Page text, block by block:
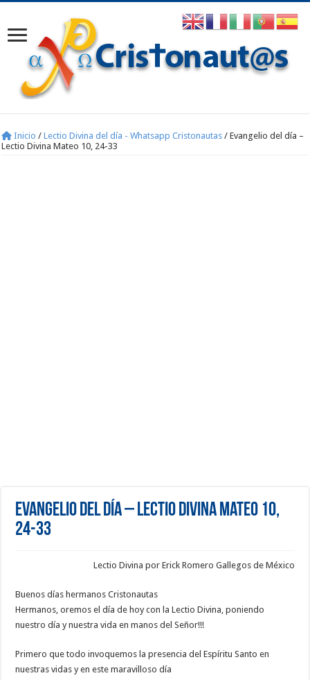
Inicio / Lectio Divina del día - Whatsapp Cristonautas / Evangelio del día –
Lectio Divina Mateo 10, 24-33
Evangelio del día – Lectio Divina Mateo 10,
24-33
Lectio Divina por Erick Romero Gallegos de México
Buenos días hermanos Cristonautas
Hermanos, oremos el día de hoy con la Lectio Divina, poniendo
nuestro día y nuestra vida en manos del Señor!!!
Primero que todo invoquemos la presencia del Espíritu Santo en
nuestras vidas y en este maravilloso día